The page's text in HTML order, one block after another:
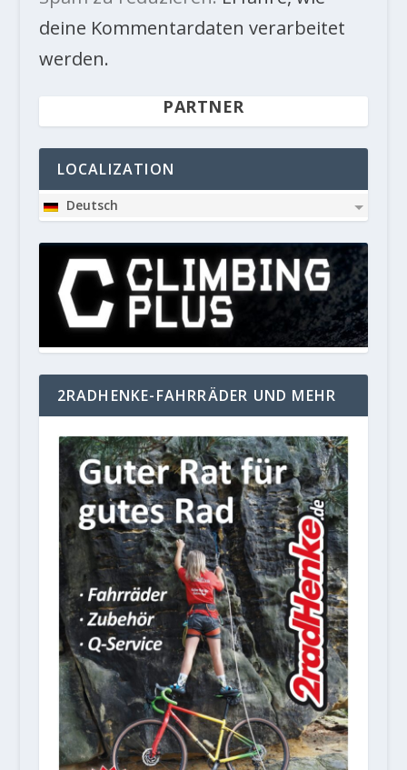
deine Kommentardaten verarbeitet
werden.
PARTNER
LOCALIZATION
Deutsch
2RADHENKE-FAHRRÄDER UND MEHR